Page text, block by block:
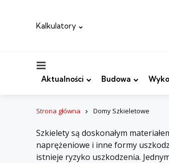
Kalkulatory
Aktualności Budowa
Strona główna Domy Szkieletowe
Szkielety są doskonałym
naprężeniowe i inne formy
istnieje ryzyko uszkodzenia.